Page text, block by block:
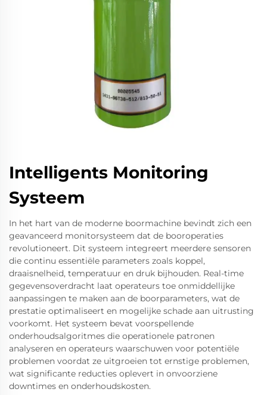
Intelligents Monitoring
Systeem
In het hart van de moderne boormachine bevindt zich een
geavanceerd monitorsysteem dat de booroperaties
revolutioneert. Dit systeem integreert meerdere sensoren
die continu essentiële parameters zoals koppel,
draaisnelheid, temperatuur en druk bijhouden. Real-time
gegevensoverdracht laat operateurs toe onmiddellijke
aanpassingen te maken aan de boorparameters, wat de
prestatie optimaliseert en mogelijke schade aan uitrusting
voorkomt. Het systeem bevat voorspellende
onderhoudsalgoritmes die operationele patronen
analyseren en operateurs waarschuwen voor potentiële
problemen voordat ze uitgroeien tot ernstige problemen,
wat significante reducties oplevert in onvoorziene
downtimes en onderhoudskosten.